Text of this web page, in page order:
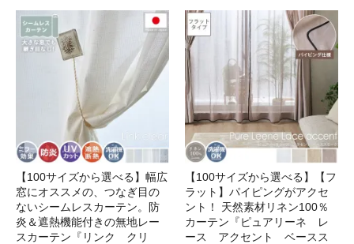
【100サイズから選べる】幅広
窓にオススメの、つなぎ目の
ないシームレスカーテン。防
炎＆遮熱機能付きの無地レー
スカーテン『リンク クリ
【100サイズから選べる】【フ
ラット】パイピングがアクセ
ント！ 天然素材リネン100％
カーテン『ピュアリーネ レ
ース アクセント ベースス